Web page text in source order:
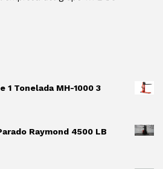
1 Tonelada MH-1000 3
Raymond 4500 LB